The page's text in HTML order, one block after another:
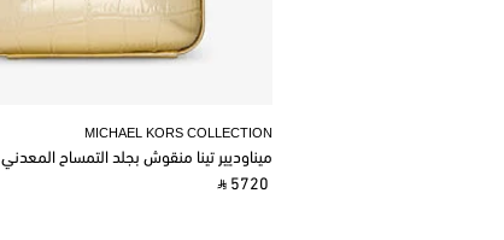
MICHAEL KORS COLLECTION
ميناوديير تينا منقوش بجلد التمساح المعدني
‎ ⃁ 5720 ‎